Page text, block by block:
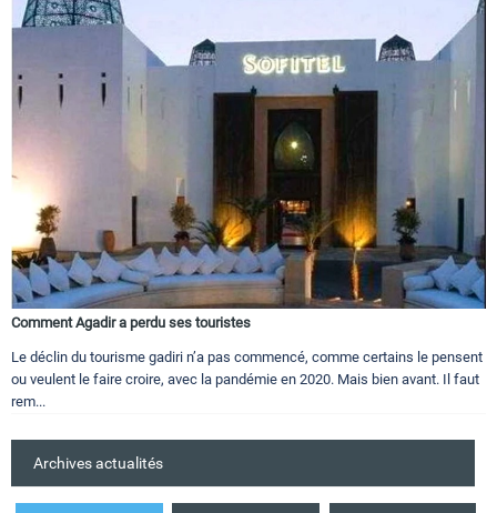
Comment Agadir a perdu ses touristes
Le déclin du tourisme gadiri n’a pas commencé, comme certains le pensent
ou veulent le faire croire, avec la pandémie en 2020. Mais bien avant. Il faut
rem...
Archives actualités